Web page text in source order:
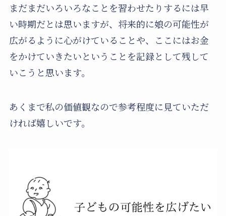
まだまだいろいろなことを習わせたりするには早
い時期だとは思いますが、将来的に娘の可能性が
広がるように心がけていることや、ここにはお金
をかけていきたいということを記録として残して
いこうと思います。
あくまで私の価値観なので参考程度に見ていただ
ければ嬉しいです。